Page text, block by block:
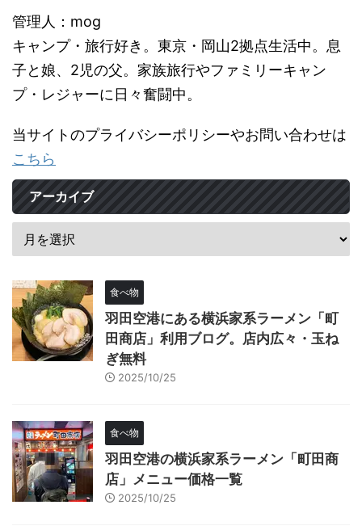
管理人：mog
キャンプ・旅行好き。東京・岡山2拠点生活中。息
子と娘、2児の父。家族旅行やファミリーキャン
プ・レジャーに日々奮闘中。
当サイトのプライバシーポリシーやお問い合わせは
こちら
アーカイブ
食べ物
羽田空港にある横浜家系ラーメン「町
田商店」利用ブログ。店内広々・玉ね
ぎ無料
2025/10/25
食べ物
羽田空港の横浜家系ラーメン「町田商
店」メニュー価格一覧
2025/10/25